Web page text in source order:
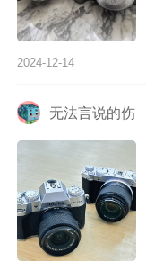
2024-12-14
无法言说的伤